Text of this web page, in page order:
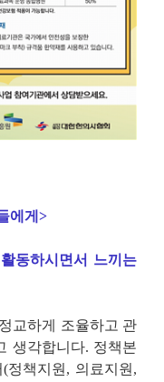
에게 >
동하시 면서 느끼는
교하게 조율하고 관
생각합니다. 정책본
(정책지원 , 의료지원 ,